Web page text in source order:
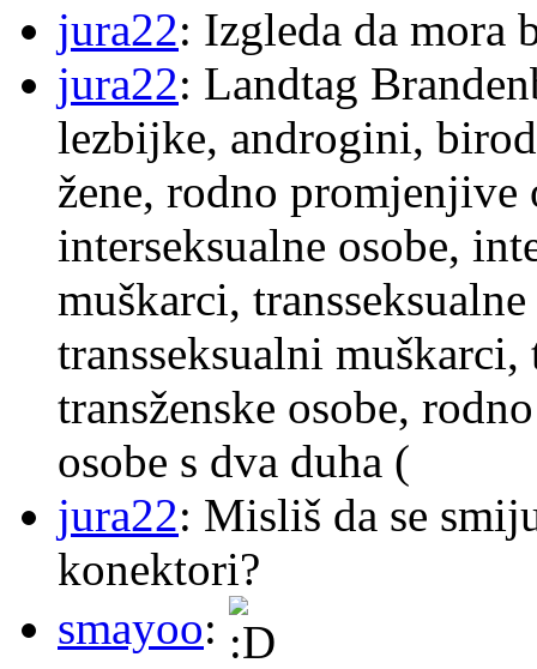
jura22: Izgleda da mora
jura22: Landtag
lezbijke, androgini,
žene, rodno
interseksualne osobe,
muškarci,
transseksualni muškarci,
transženske osobe,
osobe s dva duha (
jura22: Misliš da se
konektori?
smayoo: